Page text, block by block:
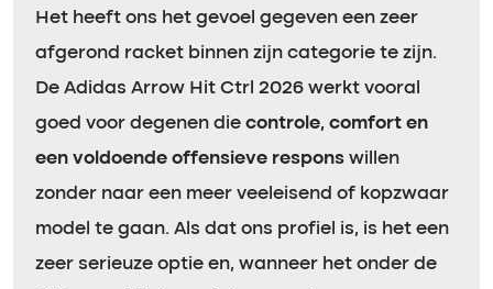
Het heeft ons het gevoel gegeven een zeer
afgerond racket binnen zijn categorie te zijn.
De Adidas Arrow Hit Ctrl 2026 werkt vooral
goed voor degenen die controle, comfort en
een voldoende offensieve respons willen
zonder naar een meer veeleisend of kopzwaar
model te gaan. Als dat ons profiel is, is het een
zeer serieuze optie en, wanneer het onder de